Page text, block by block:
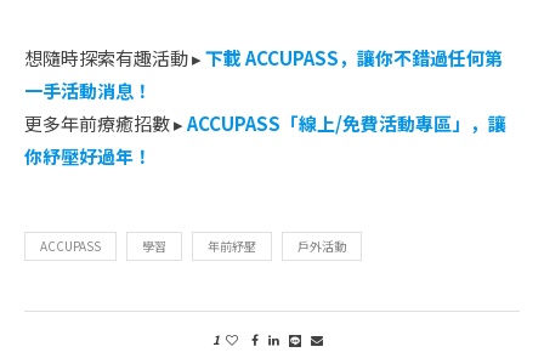
想隨時探索有趣活動 ▸下載 ACCUPASS，讓你不錯過任何第
一手活動消息！
更多年前療癒招數 ▸ACCUPASS「線上/免費活動專區」，讓
你紓壓好過年！
ACCUPASS 學習 年前紓壓 戶外活動
1